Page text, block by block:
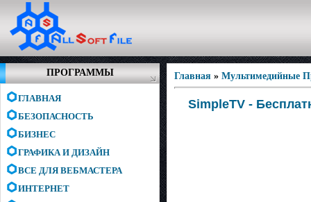
ПРОГРАММЫ
ГЛАВНАЯ
БЕЗОПАСНОСТЬ
БИЗНЕС
ГРАФИКА И ДИЗАЙН
ВСЕ ДЛЯ ВЕБМАСТЕРА
ИНТЕРНЕТ
Главная » Мультимедийные
SimpleTV -